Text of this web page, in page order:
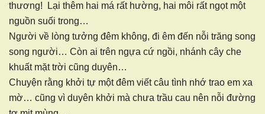
thương! Lại thêm hai má rất hường, hai môi rất ngọt một
nguồn suối trong…
Người về lòng tưởng đêm không, đi êm đến nỗi trăng song
song người… Còn ai trên ngựa cứ ngồi, nhánh cây che
khuất mặt trời cũng duyên…
Chuyện rằng khởi tự một đêm viết câu tình nhớ trao em xa
mờ… cũng vì duyên khởi mà chưa trầu cau nên nỗi đường